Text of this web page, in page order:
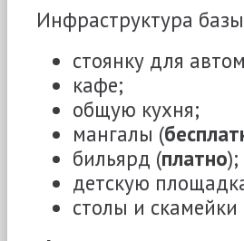
Инфраструктура
стоянку для
кафе;
общую кухня;
мангалы (
бильярд (платно);
детскую
столы и